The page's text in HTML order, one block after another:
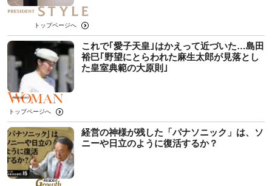
トップページへ
これで｢愛子天皇｣はかえって近づいた…島田
裕巳｢野望にとらわれた麻生太郎が見落とし
た皇室典範の大原則｣
トップページへ
経営の神様が残した「パナソニック」は、ソ
ニーや日立のように復活するか？